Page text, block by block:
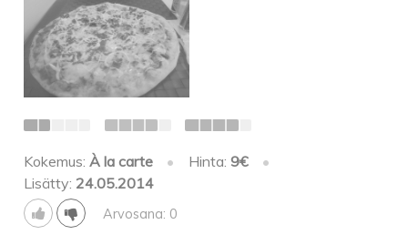
Kokemus:À la carte • Hinta: 9€
•
Lisätty: 24.05.2014
Arvosana: 0